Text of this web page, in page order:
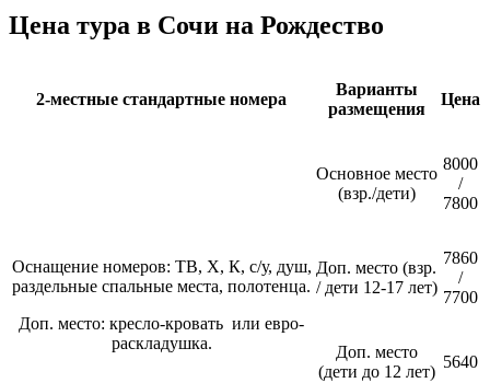
Цена тура в Сочи на Рождество
2-местные стандартные номера
Варианты
размещения
Цена
Оснащение номеров: ТВ, Х, К, с/у, душ,
раздельные спальные места, полотенца.
Доп. место: кресло-кровать или евро-
раскладушка.
Основное место
(взр./дети)
8000
/
7800
Доп. место (взр.
/ дети 12-17 лет)
7860
/
7700
Доп. место
(дети до 12 лет)
5640